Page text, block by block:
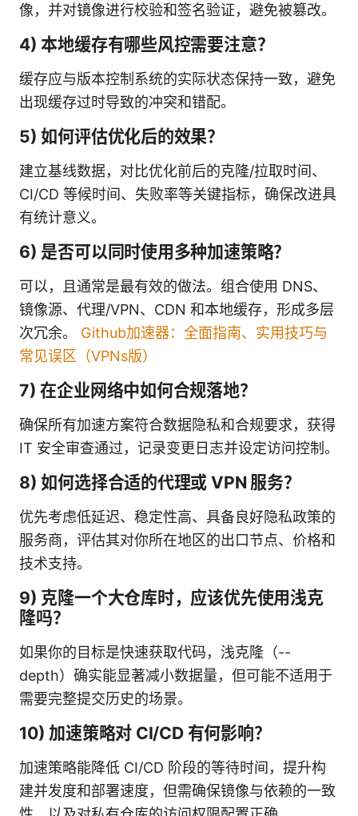
像，并对镜像进行校验和签名验证，避免被篡改。
4) 本地缓存有哪些风控需要注意？
缓存应与版本控制系统的实际状态保持一致，避免
出现缓存过时导致的冲突和错配。
5) 如何评估优化后的效果？
建立基线数据，对比优化前后的克隆/拉取时间、
CI/CD 等候时间、失败率等关键指标，确保改进具
有统计意义。
6) 是否可以同时使用多种加速策略？
可以，且通常是最有效的做法。组合使用 DNS、
镜像源、代理/VPN、CDN 和本地缓存，形成多层
次冗余。 Github加速器：全面指南、实用技巧与
常见误区（VPNs版）
7) 在企业网络中如何合规落地？
确保所有加速方案符合数据隐私和合规要求，获得
IT 安全审查通过，记录变更日志并设定访问控制。
8) 如何选择合适的代理或 VPN 服务？
优先考虑低延迟、稳定性高、具备良好隐私政策的
服务商，评估其对你所在地区的出口节点、价格和
技术支持。
9) 克隆一个大仓库时，应该优先使用浅克
隆吗？
如果你的目标是快速获取代码，浅克隆（--
depth）确实能显著减小数据量，但可能不适用于
需要完整提交历史的场景。
10) 加速策略对 CI/CD 有何影响？
加速策略能降低 CI/CD 阶段的等待时间，提升构
建并发度和部署速度，但需确保镜像与依赖的一致